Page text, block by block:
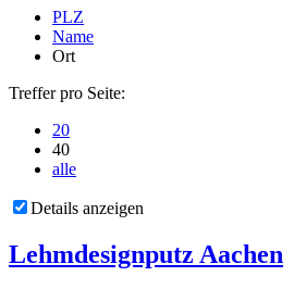
PLZ
Name
Ort
Treffer pro Seite:
20
40
alle
Details anzeigen
Lehmdesignputz Aachen